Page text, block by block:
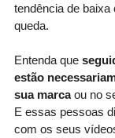
tendência de
queda.
Entenda que
estão
sua marca ou no
E essas pessoas
com os seus